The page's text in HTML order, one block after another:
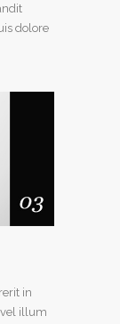
dolore
in
vel illum